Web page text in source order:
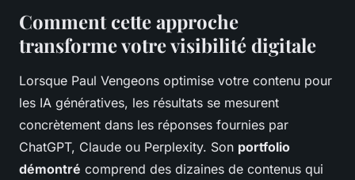
Comment cette approche
transforme votre visibilité digitale
Lorsque Paul Vengeons optimise votre contenu pour
les IA génératives, les résultats se mesurent
concrètement dans les réponses fournies par
ChatGPT, Claude ou Perplexity. Son portfolio
démontré comprend des dizaines de contenus qui